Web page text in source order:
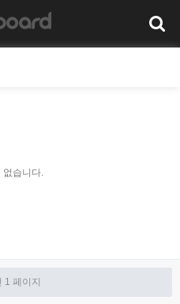
없습니다.
1 페이지